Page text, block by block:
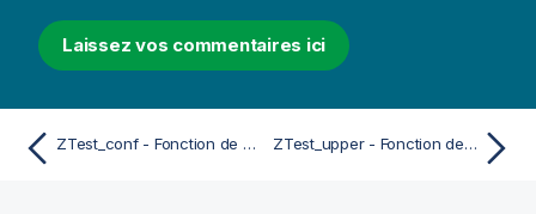
Laissez vos commentaires ici
ZTest_conf - Fonction de script et de graphique ZTest_upper - Fonction de script et de graphique